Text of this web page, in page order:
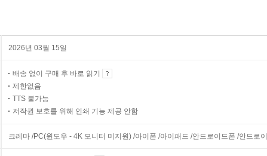
2026년 03월 15일
배송 없이 구매 후 바로 읽기
제한없음
TTS 불가능
저작권 보호를 위해 인쇄 기능 제공 안함
크레마 /PC(윈도우 - 4K 모니터 미지원) /아이폰 /아이패드 /안드로이드폰 /안드로